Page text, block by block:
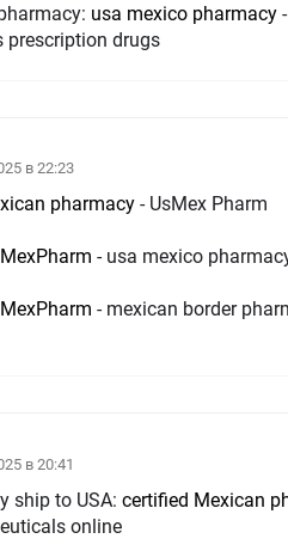
usa mexico pharmacy
prescription drugs
в 22:23
pharmacy - UsMex Pharm
- usa mexico
- mexican border
в 20:41
ship to USA: certified Mexican
online